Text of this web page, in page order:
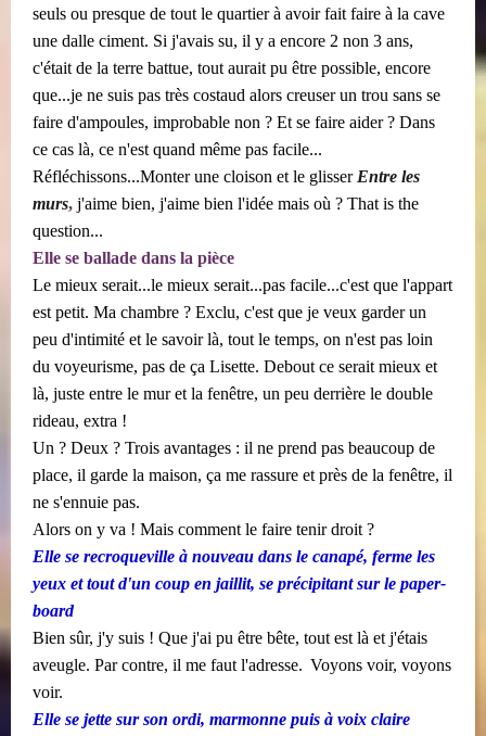
seuls ou presque de tout le quartier à avoir fait faire à la cave
une dalle ciment. Si j'avais su, il y a encore 2 non 3 ans,
c'était de la terre battue, tout aurait pu être possible, encore
que...je ne suis pas très costaud alors creuser un trou sans se
faire d'ampoules, improbable non ? Et se faire aider ? Dans
ce cas là, ce n'est quand même pas facile...
Réfléchissons...Monter une cloison et le glisser Entre les
murs, j'aime bien, j'aime bien l'idée mais où ? That is the
question...
Elle se ballade dans la pièce
Le mieux serait...le mieux serait...pas facile...c'est que l'appart
est petit. Ma chambre ? Exclu, c'est que je veux garder un
peu d'intimité et le savoir là, tout le temps, on n'est pas loin
du voyeurisme, pas de ça Lisette. Debout ce serait mieux et
là, juste entre le mur et la fenêtre, un peu derrière le double
rideau, extra !
Un ? Deux ? Trois avantages : il ne prend pas beaucoup de
place, il garde la maison, ça me rassure et près de la fenêtre, il
ne s'ennuie pas.
Alors on y va ! Mais comment le faire tenir droit ?
Elle se recroqueville à nouveau dans le canapé, ferme les
yeux et tout d'un coup en jaillit, se précipitant sur le paper-
board
Bien sûr, j'y suis ! Que j'ai pu être bête, tout est là et j'étais
aveugle. Par contre, il me faut l'adresse. Voyons voir, voyons
voir.
Elle se jette sur son ordi, marmonne puis à voix claire